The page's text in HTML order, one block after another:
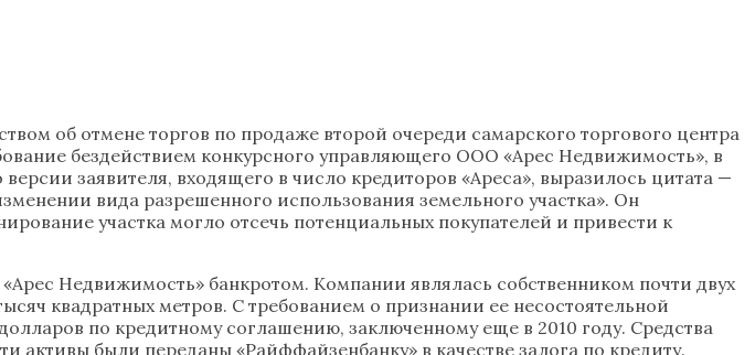
об отмене торгов по продаже второй очереди самарского торгового центра
бездействием конкурсного управляющего ООО «Арес Недвижимость», в
заявителя, входящего в число кредиторов «Ареса», выразилось цитата —
вида разрешенного использования земельного участка». Он
участка могло отсечь потенциальных покупателей и привести к
Недвижимость» банкротом. Компании являлась собственником почти двух
квадратных метров. С требованием о признании ее несостоятельной
по кредитному соглашению, заключенному еще в 2010 году. Средства
были переданы «Райффайзенбанку» в качестве залога по кредиту.